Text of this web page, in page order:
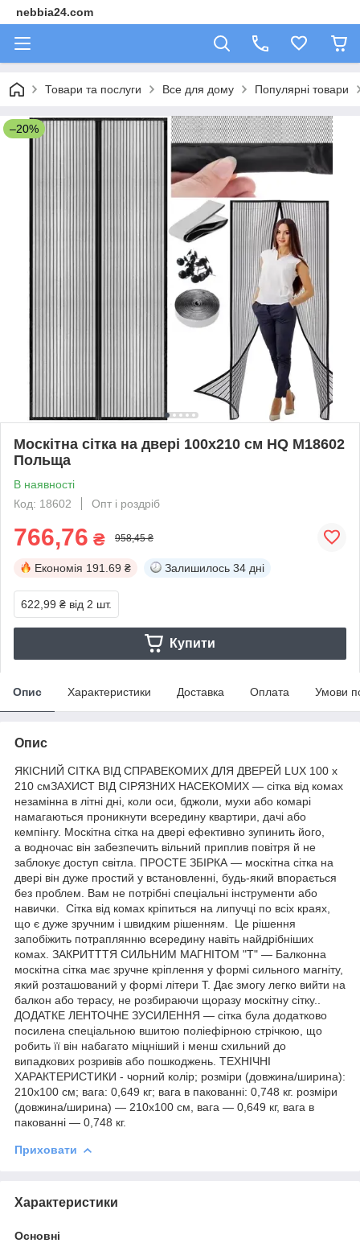
nebbia24.com
Товари та послуги Все для дому Популярні товари
–20%
Москітна сітка на двері 100х210 см HQ M18602
Польща
В наявності
Код: 18602
Опт і роздріб
766,76 ₴ 958,45 ₴
Економія 191.69 ₴ Залишилось 34 дні
622,99 ₴ від 2 шт.
Купити
Опис Характеристики Доставка Оплата Умови
Опис
ЯКІСНИЙ СІТКА ВІД СПРАВЕКОМИХ ДЛЯ ДВЕРЕЙ LUX 100 x
210 смЗАХИСТ ВІД СІРЯЗНИХ НАСЕКОМИХ — сітка від комах
незамінна в літні дні, коли оси, бджоли, мухи або комарі
намагаються проникнути всередину квартири, дачі або
кемпінгу. Москітна сітка на двері ефективно зупинить його,
а водночас він забезпечить вільний приплив повітря й не
заблокує доступ світла. ПРОСТЕ ЗБІРКА — москітна сітка на
двері він дуже простий у встановленні, будь-який впорається
без проблем. Вам не потрібні спеціальні інструменти або
навички. Сітка від комах кріпиться на липучці по всіх краях,
що є дуже зручним і швидким рішенням. Це рішення
запобіжить потраплянню всередину навіть найдрібніших
комах. ЗАКРИТТТЯ СИЛЬНИМ МАГНІТОМ "T" — Балконна
москітна сітка має зручне кріплення у формі сильного магніту,
який розташований у формі літери Т. Дає змогу легко вийти на
балкон або терасу, не розбираючи щоразу москітну сітку..
ДОДАТКЕ ЛЕНТОЧНЕ ЗУСИЛЕННЯ — сітка була додатково
посилена спеціальною вшитою поліефірною стрічкою, що
робить її він набагато міцніший і менш схильний до
випадкових розривів або пошкоджень. ТЕХНІЧНІ
ХАРАКТЕРИСТИКИ - чорний колір; розміри (довжина/ширина):
210х100 см; вага: 0,649 кг; вага в пакованні: 0,748 кг. розміри
(довжина/ширина) — 210х100 см, вага — 0,649 кг, вага в
пакованні — 0,748 кг.
Приховати
Характеристики
Основні